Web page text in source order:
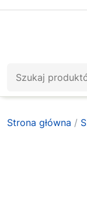
Strona główna /